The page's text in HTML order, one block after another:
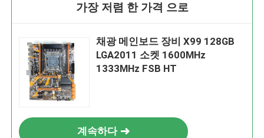
가장 저렴 한 가격 으로
채광 메인보드 장비 X99 128GB
LGA2011 소켓 1600MHz
1333MHz FSB HT
계속하다